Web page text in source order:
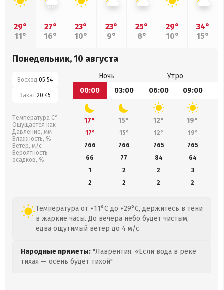
29°
11°
27°
16°
23°
10°
23°
9°
25°
8°
29°
10°
34°
15°
Понедельник, 10 августа
Восход:05:54
Закат:20:45
Температура С°
Ощущается как
Давление, мм
Влажность, %
Ветер, м/с
Вероятность
осадков, %
Ночь
Утро
00:00
03:00 06:00 09:00
17° 15° 12° 19°
17° 15° 12° 19°
766
766 765 765
66
77 84 64
1
2 2
3
2
2 2 2
Температура от +11°C до +29°C, держитесь в тени
в жаркие часы. До вечера небо будет чистым,
едва ощутимый ветер до 4 м/с.
Народные приметы: "Лаврентия. «Если вода в реке
тихая — осень будет тихой"